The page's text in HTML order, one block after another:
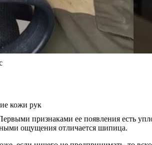
признаками ее появления есть
ощущения отличается шипица.